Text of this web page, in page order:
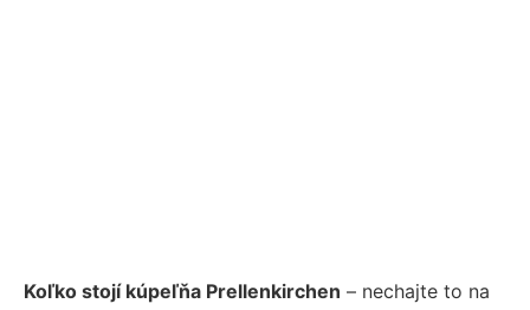
Koľko stojí kúpeľňa Prellenkirchen – nechajte to na